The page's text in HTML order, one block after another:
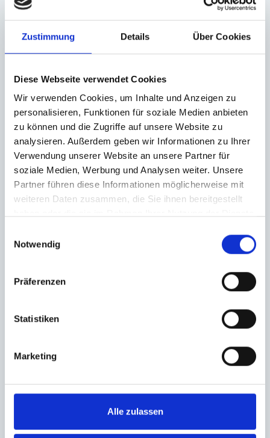
Zustimmung Details Über Cookies
Diese Webseite verwendet Cookies
Wir verwenden Cookies, um Inhalte und Anzeigen zu
personalisieren, Funktionen für soziale Medien anbieten
zu können und die Zugriffe auf unsere Website zu
analysieren. Außerdem geben wir Informationen zu Ihrer
Verwendung unserer Website an unsere Partner für
soziale Medien, Werbung und Analysen weiter. Unsere
Partner führen diese Informationen möglicherweise mit
weiteren Daten zusammen, die Sie ihnen bereitgestellt
Notwendig
Präferenzen
Statistiken
Marketing
Alle zulassen
Ich habe die
zur Kenntnis genommen. Ich stimme
zu, dass meine Angaben und Daten zur Beantwortung meiner Anfrage
Hinweis: Sie können Ihre Einwilligung jederzeit für die Zukunft per E-Mail
an info@hegerich-immobilien.de widerrufen. *